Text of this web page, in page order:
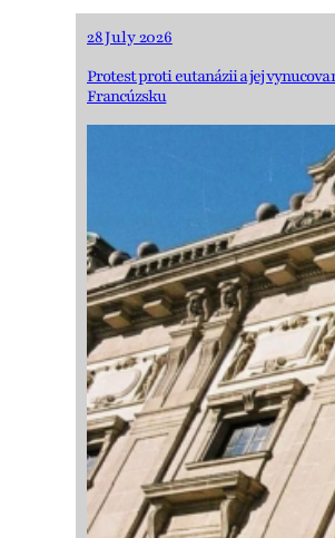
28 July 2026
Protest proti eutanázii a jej
Francúzsku